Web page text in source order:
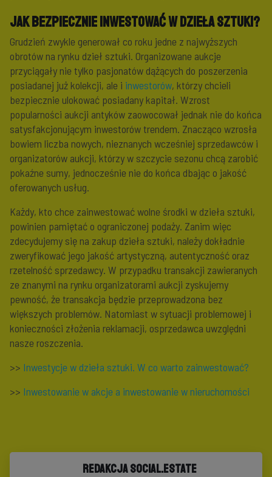
Jak bezpiecznie inwestować w dzieła sztuki?
Grudzień zwykle generował co roku jedne z najwyższych
obrotów na rynku dzieł sztuki. Organizowane aukcje
przyciągały nie tylko pasjonatów dążących do poszerzenia
posiadanej już kolekcji, ale i inwestorów, którzy chcieli
bezpiecznie ulokować posiadany kapitał. Wzrost
popularności aukcji antyków zaowocował jednak nie do końca
satysfakcjonującym inwestorów trendem. Znacząco wzrosła
bowiem liczba nowych, nieznanych wcześniej sprzedawców i
organizatorów aukcji, którzy w szczycie sezonu chcą zarobić
pokaźne sumy, jednocześnie nie do końca dbając o jakość
oferowanych usług.
Każdy, kto chce zainwestować wolne środki w dzieła sztuki,
powinien pamiętać o ograniczonej podaży. Zanim więc
zdecydujemy się na zakup dzieła sztuki, należy dokładnie
zweryfikować jego jakość artystyczną, autentyczność oraz
rzetelność sprzedawcy. W przypadku transakcji zawieranych
ze znanymi na rynku organizatorami aukcji zyskujemy
pewność, że transakcja będzie przeprowadzona bez
większych problemów. Natomiast w sytuacji problemowej i
konieczności złożenia reklamacji, osprzedawca uwzględni
nasze roszczenia.
>> Inwestycje w dzieła sztuki. W co warto zainwestować?
>> Inwestowanie w akcje a inwestowanie w nieruchomości
Redakcja Social.Estate